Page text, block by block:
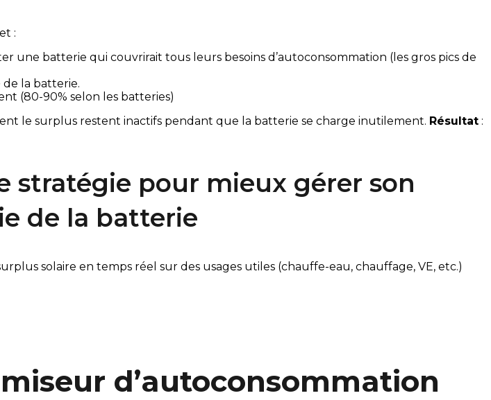
:
une batterie qui couvrirait tous leurs besoins d’autoconsommation (les gros pics de
la batterie.
(80-90% selon les batteries)
le surplus restent inactifs pendant que la batterie se charge inutilement. Résultat :
stratégie pour mieux gérer son
de la batterie
solaire en temps réel sur des usages utiles (chauffe-eau, chauffage, VE, etc.)
d’autoconsommation